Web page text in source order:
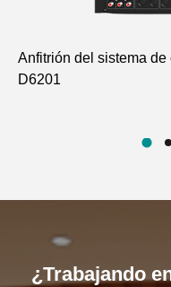
Anfitrión del sistema
D6201
¿Trabajando